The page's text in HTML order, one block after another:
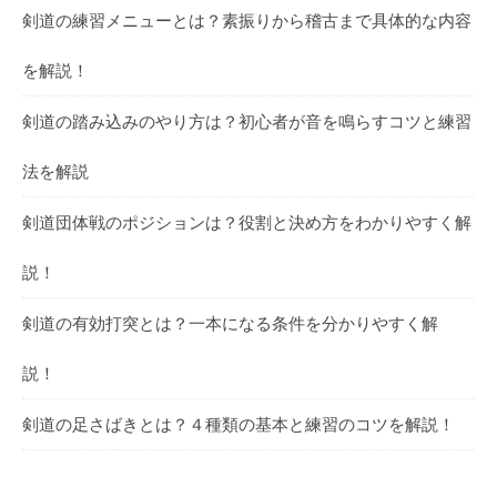
剣道の練習メニューとは？素振りから稽古まで具体的な内容
を解説！
剣道の踏み込みのやり方は？初心者が音を鳴らすコツと練習
法を解説
剣道団体戦のポジションは？役割と決め方をわかりやすく解
説！
剣道の有効打突とは？一本になる条件を分かりやすく解
説！
剣道の足さばきとは？４種類の基本と練習のコツを解説！